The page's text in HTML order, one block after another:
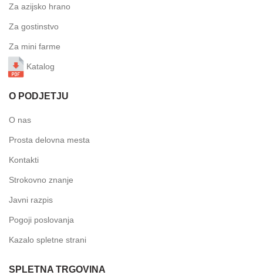
Za azijsko hrano
Za gostinstvo
Za mini farme
Katalog
O PODJETJU
O nas
Prosta delovna mesta
Kontakti
Strokovno znanje
Javni razpis
Pogoji poslovanja
Kazalo spletne strani
SPLETNA TRGOVINA